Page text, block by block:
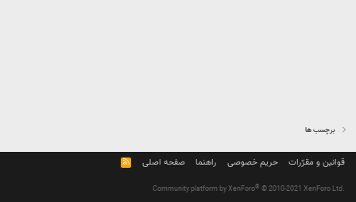
برچسب ها
قوانین و مقرّرات حریم خصوصی راهنما صفحه اصلی
R
S
Community platform by XenForo® © 2010-2021 XenForo Ltd.